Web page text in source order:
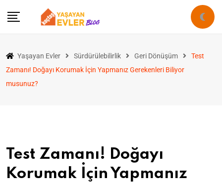
Yaşayan Evler Sürdürülebilirlik Geri Dönüşüm
Test
Zamanı! Doğayı Korumak İçin Yapmanız Gerekenleri Biliyor
musunuz?
Test Zamanı! Doğayı
Korumak İçin Yapmanız